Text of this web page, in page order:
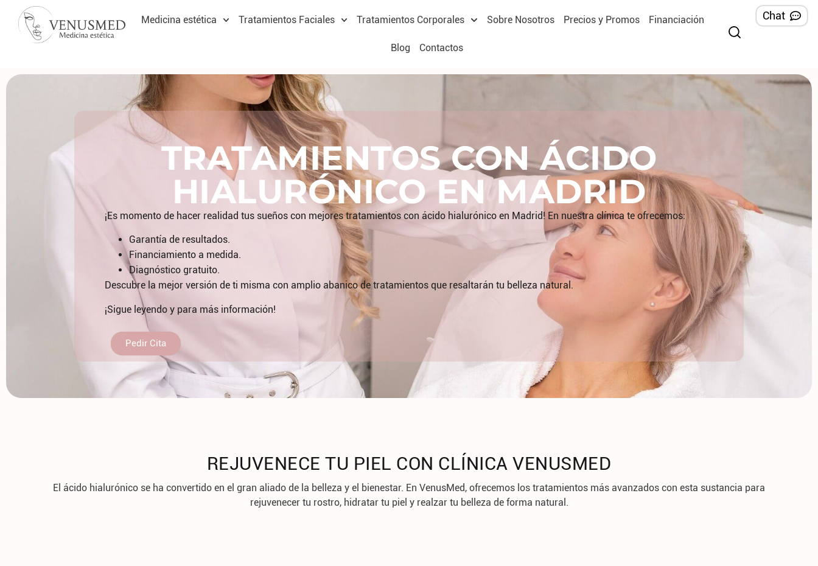
Medicina estética Tratamientos Faciales Tratamientos Corporales Sobre Nosotros Precios y Promos Financiación
Blog Contactos
Chat
TRATAMIENTOS CON ÁCIDO
HIALURÓNICO EN MADRID
¡Es momento de hacer realidad tus sueños con mejores tratamientos con ácido hialurónico en Madrid! En nuestra clínica te ofrecemos:
Garantía de resultados.
Financiamiento a medida.
⁠Diagnóstico gratuito.
Descubre la mejor versión de ti misma con amplio abanico de tratamientos que resaltarán tu belleza natural.
¡Sigue leyendo y para más información!
Pedir Cita
REJUVENECE TU PIEL CON CLÍNICA VENUSMED
El ácido hialurónico se ha convertido en el gran aliado de la belleza y el bienestar. En VenusMed, ofrecemos los tratamientos más avanzados con esta sustancia para
rejuvenecer tu rostro, hidratar tu piel y realzar tu belleza de forma natural.